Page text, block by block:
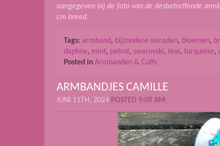
aangegeven bij de foto van de desbetreffende
cm breed.
Tags: armband, bijzondere sieraden, bloemen,
daphne, mint, petrol , swarovski, teal , turquoise,
Posted in Armbanden & Cuffs
ARMBANDJES CAMILLE
JUNI 11TH, 2024 POSTED 9:09 AM